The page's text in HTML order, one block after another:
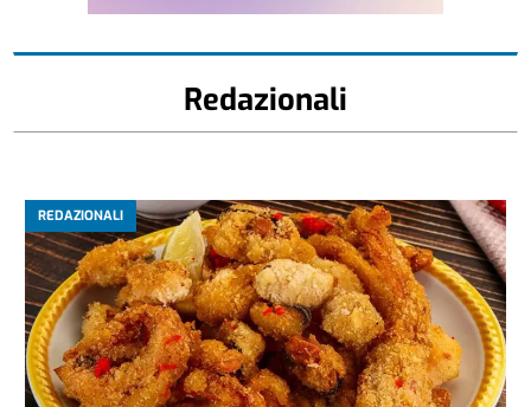
Redazionali
REDAZIONALI